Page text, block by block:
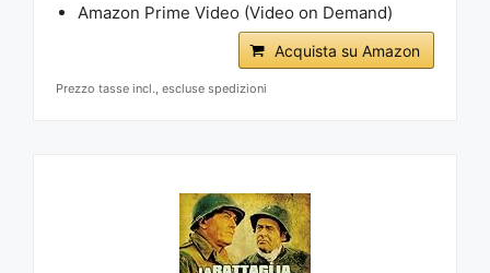
Amazon Prime Video (Video on Demand)
Acquista su Amazon
Prezzo tasse incl., escluse spedizioni